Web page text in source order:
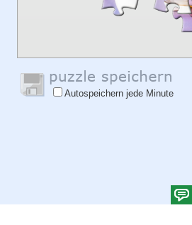
Autospeichern jede Minute